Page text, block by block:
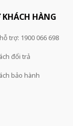
KHÁCH HÀNG
trợ: 1900 066 698
đổi trả
bảo hành